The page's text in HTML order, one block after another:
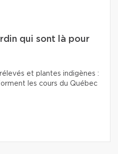
qui sont là pour
et plantes indigènes :
les cours du Québec